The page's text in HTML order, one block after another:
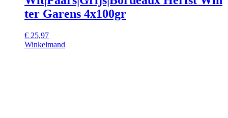
ter Garens 4x100gr
€ 25,97
Winkelmand